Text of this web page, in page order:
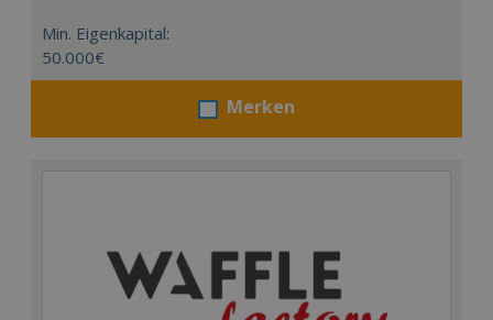
Min. Eigenkapital:
50.000€
Merken